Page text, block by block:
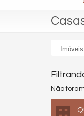
Não